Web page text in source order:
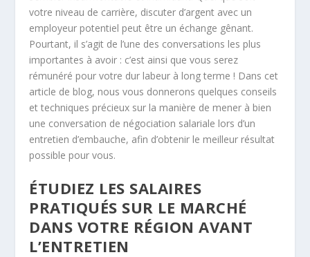
votre niveau de carrière, discuter d’argent avec un
employeur potentiel peut être un échange gênant.
Pourtant, il s’agit de l’une des conversations les plus
importantes à avoir : c’est ainsi que vous serez
rémunéré pour votre dur labeur à long terme ! Dans cet
article de blog, nous vous donnerons quelques conseils
et techniques précieux sur la manière de mener à bien
une conversation de négociation salariale lors d’un
entretien d’embauche, afin d’obtenir le meilleur résultat
possible pour vous.
ÉTUDIEZ LES SALAIRES
PRATIQUÉS SUR LE MARCHÉ
DANS VOTRE RÉGION AVANT
L’ENTRETIEN